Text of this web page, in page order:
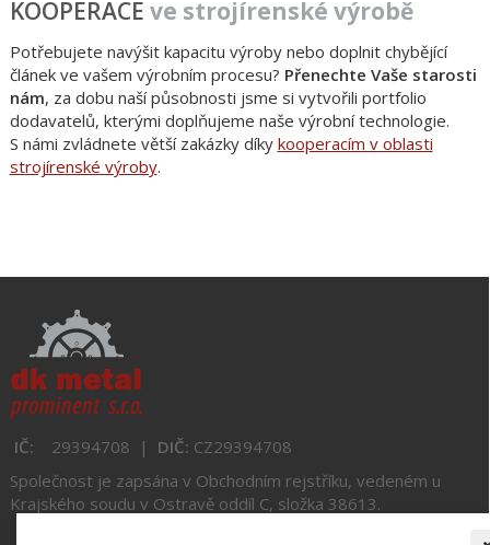
KOOPERACE ve strojírenské výrobě
Potřebujete navýšit kapacitu výroby nebo doplnit chybějící
článek ve vašem výrobním procesu? Přenechte Vaše starosti
nám, za dobu naší působnosti jsme si vytvořili portfolio
dodavatelů, kterými doplňujeme naše výrobní technologie.
S námi zvládnete větší zakázky díky kooperacím v oblasti
strojírenské výroby.
IČ: 29394708 | DIČ: CZ29394708
Společnost je zapsána v Obchodním rejstříku, vedeném u
Krajského soudu v Ostravě oddíl C, složka 38613.